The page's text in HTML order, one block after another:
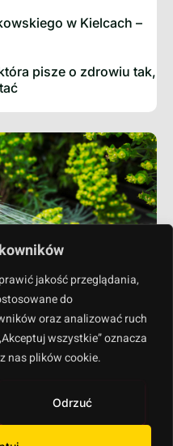
jakość przeglądania,
do
oraz analizować ruch
wszystkie” oznacza
nas plików cookie.
Odrzuć
w Kielcach –
pisze o zdrowiu tak,